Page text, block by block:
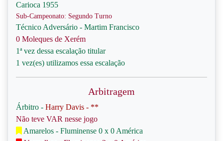
Carioca 1955
Sub-Campeonato: Segundo Turno
Técnico Adversário - Martim Francisco
0 Moleques de Xerém
1ª vez dessa escalação titular
1 vez(es) utilizamos essa escalação
Arbitragem
Árbitro - Harry Davis - **
Não teve VAR nesse jogo
Amarelos - Fluminense 0 x 0 América